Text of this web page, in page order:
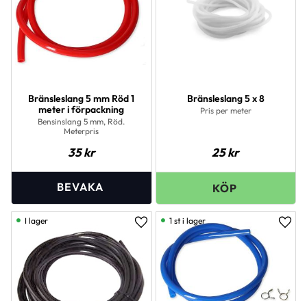
Bränsleslang 5 mm Röd 1
meter i förpackning
Bensinslang 5 mm, Röd.
Meterpris
35kr
Bränsleslang 5 x 8
Pris per meter
25kr
Lägg till i favoriter
I lager 1 st i lager